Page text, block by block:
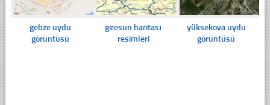
gebze uydu
görüntüsü
giresun haritası
resimleri
yüksekova uydu
görüntüsü